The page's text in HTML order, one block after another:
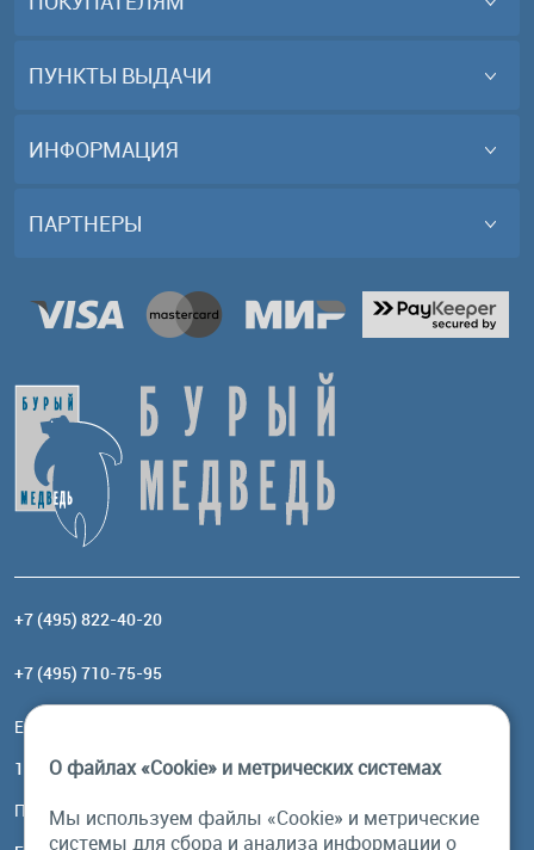
ПУНКТЫ ВЫДАЧИ
ИНФОРМАЦИЯ
ПАРТНЕРЫ
+7 (495) 822-40-20
+7 (495) 710-75-95
Email:
117485, Москва, ул. Профсоюзная, 84/32, корп 1
Посмотреть на карте
О файлах «Cookie» и метрических системах
Мы используем файлы «Cookie» и метрические
системы для сбора и анализа информации о